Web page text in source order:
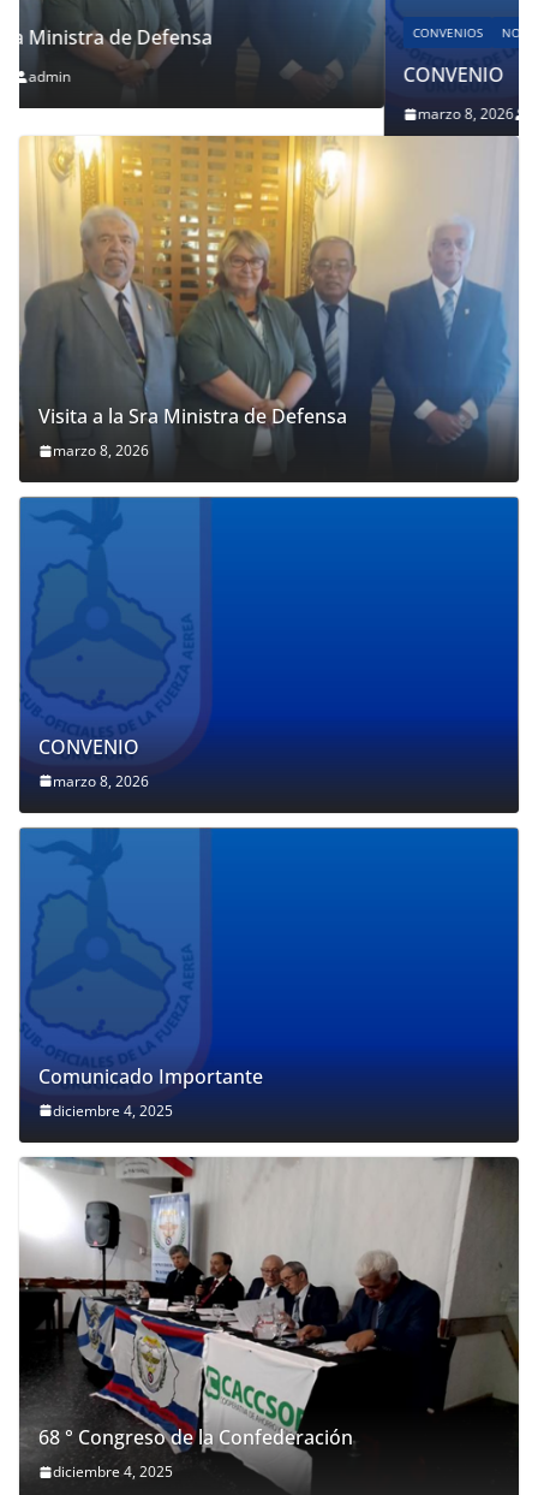
CONVENIOS NOTICIAS
CONVENIO
marzo 8, 2026 admin
Visita a la Sra Ministra de Defensa
marzo 8, 2026
CONVENIO
marzo 8, 2026
Comunicado Importante
diciembre 4, 2025
68 ° Congreso de la Confederación
diciembre 4, 2025